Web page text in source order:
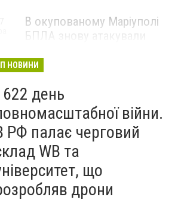
В окупованому Маріуполі
БПЛА знову атакували
— ВІДЕО
НОВИНИ
день
війни.
РФ палає черговий
WB та
що
дрони